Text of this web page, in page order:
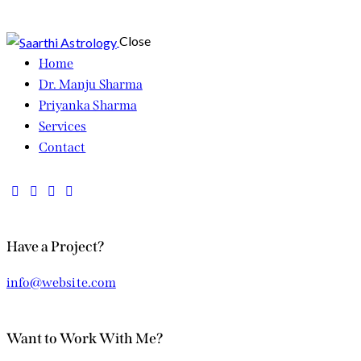
Close
Home
Dr. Manju Sharma
Priyanka Sharma
Services
Contact
Have a Project?
info@website.com
Want to Work With Me?